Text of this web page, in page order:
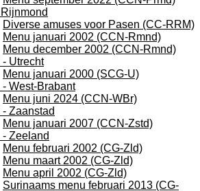
Diverse amuses voor Pasen (CC-RRM)
Menu januari 2002 (CCN-Rmnd)
Menu december 2002 (CCN-Rmnd)
Utrecht
Menu januari 2000 (SCG-U)
West-Brabant
Menu juni 2024 (CCN-WBr)
Zaanstad
Menu januari 2007 (CCN-Zstd)
Zeeland
Menu februari 2002 (CG-Zld)
Menu maart 2002 (CG-Zld)
Menu april 2002 (CG-Zld)
Surinaams menu februari 2013 (CG-